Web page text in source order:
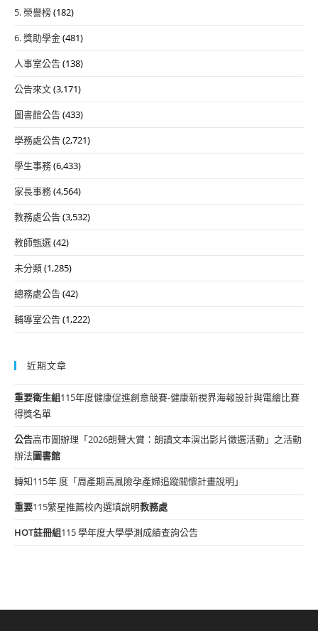
5. 榮譽榜(182)
6. 獎助學金(481)
人事室公告(138)
公告來文(3,171)
圖書館公告(433)
學務處公告(2,721)
學生事務(6,433)
家長事務(4,564)
教務處公告(3,532)
教師甄選(42)
未分類(1,285)
總務處公告(42)
輔導室公告(1,222)
近期文章
重要衛生組115年度健康促進創意競賽-健康新視界海報設計與電繪比賽
得獎名單
公告高市圖辦理「2026朗聲大賞：朗讀文本演出影片徵選活動」之活動
辦法圖書館
轉知115年 度「周產期高風險孕產婦追蹤關懷計畫說明」
重要115繁星推薦校內選填說明教務處
HOT註冊組115 學年度大學學測成績查詢公告